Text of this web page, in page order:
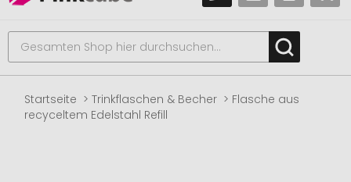
Startseite Trinkflaschen & Becher
Flasche aus
recyceltem Edelstahl Refill